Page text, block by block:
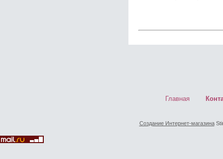
Главная
Создание Интернет-магазина